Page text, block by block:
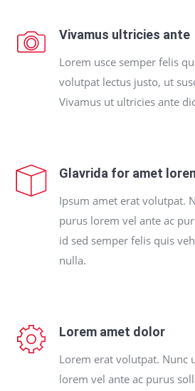
Vivamus ultricies ante
Lorem usce semper felis
volutpat lectus justo, ut
Vivamus ut ultricies ante
Glavrida for amet
Ipsum amet erat volutpat.
purus lorem vel ante ac
id sed semper felis quis
nulla.
Lorem amet dolor
Lorem erat volutpat. Nunc
lorem vel ante ac purus